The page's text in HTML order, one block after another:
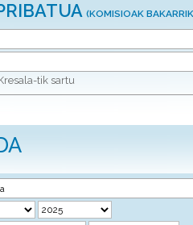
(KOMISIOAK
tik sartu